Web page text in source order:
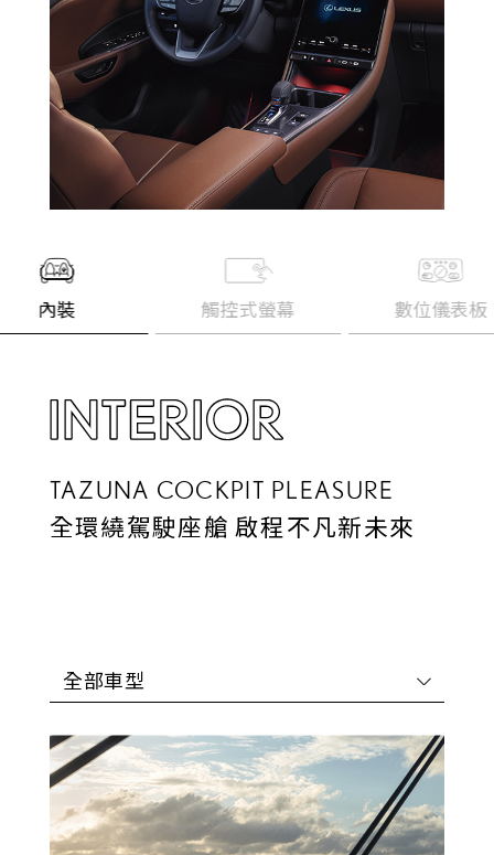
內裝 觸控式螢幕 數位儀表板
TAZUNA COCKPIT PLEASURE
全環繞駕駛座艙 啟程不凡新未來
全部車型